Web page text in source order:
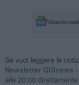
Se vuoi leggere le
Newsletter QUInews
alle 20:00